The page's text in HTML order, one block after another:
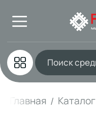
Главная Каталог